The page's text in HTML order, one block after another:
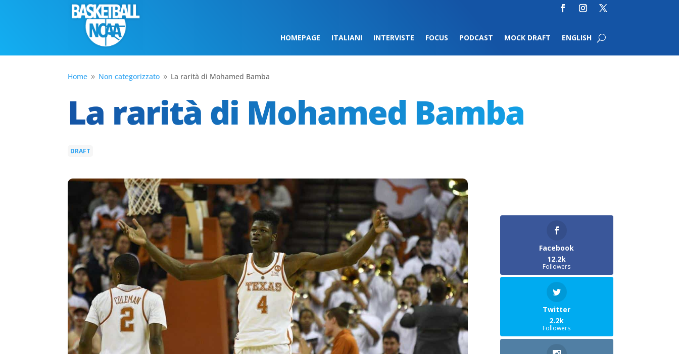
HOMEPAGE ITALIANI INTERVISTE FOCUS PODCAST MOCK DRAFT ENGLISH
Home 9 Non categorizzato 9 La rarità di Mohamed Bamba
La rarità di Mohamed Bamba
DRAFT
Facebook
12.2k
Followers
Twitter
2.2k
Followers